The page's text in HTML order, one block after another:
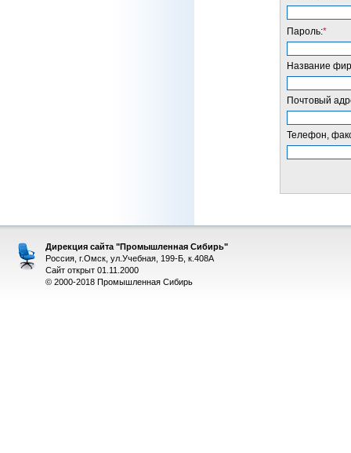
Пароль:*
Название
Почтовый
Телефон,
Дирекция сайта "Промышленная Сибирь"
Россия, г.Омск, ул.Учебная, 199-Б, к.408А
Сайт открыт 01.11.2000
© 2000-2018 Промышленная Сибирь